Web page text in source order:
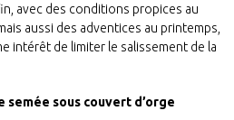
avec des conditions propices au
aussi des adventices au printemps,
intérêt de limiter le salissement de la
semée sous couvert d’orge